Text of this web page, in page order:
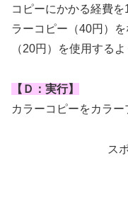
コピーにかかる経費
ラーコピー（40円）
（20円）を使用する
【Ｄ：実行】
カラーコピーをカラ
ス